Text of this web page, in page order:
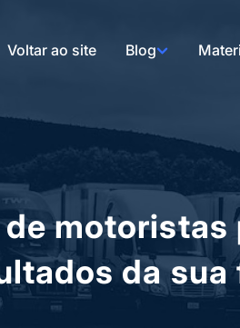
Voltar ao site Blog
motoristas
da